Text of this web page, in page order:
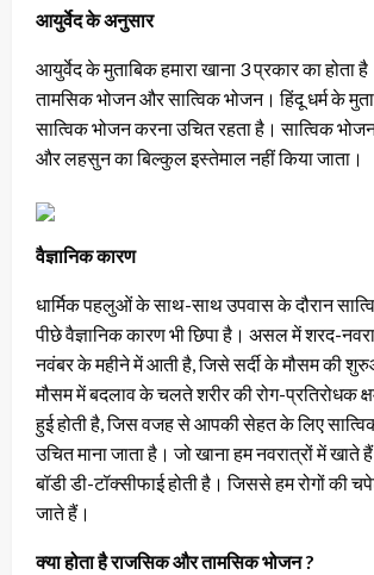
आयुर्वेद के अनुसार
आयुर्वेद के मुताबिक हमारा खाना 3 प्रकार का होता
तामसिक भोजन और सात्विक भोजन। हिंदू धर्म के
सात्विक भोजन करना उचित रहता है। सात्विक
और लहसुन का बिल्कुल इस्तेमाल नहीं किया जाता।
वैज्ञानिक कारण
धार्मिक पहलुओं के साथ-साथ उपवास के दौरान
पीछे वैज्ञानिक कारण भी छिपा है। असल में शरद-
नवंबर के महीने में आती है, जिसे सर्दी के मौसम की
मौसम में बदलाव के चलते शरीर की रोग-प्रतिरोधक
हुई होती है, जिस वजह से आपकी सेहत के लिए
उचित माना जाता है। जो खाना हम नवरात्रों में खाते
बॉडी डी-टॉक्सीफाई होती है। जिससे हम रोगों की
जाते हैं।
क्या होता है राजसिक और तामसिक भोजन ?